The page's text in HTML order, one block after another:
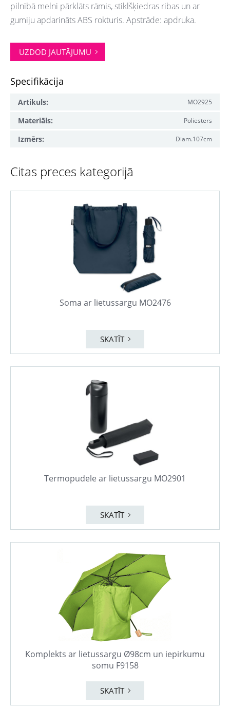
pilnībā melni pārklāts rāmis, stiklšķiedras ribas un ar
gumiju apdarināts ABS rokturis. Apstrāde: apdruka.
UZDOD JAUTĀJUMU
Specifikācija
Artikuls: MO2925
Materiāls: Poliesters
Izmērs: Diam.107cm
Citas preces kategorijā
Soma ar lietussargu MO2476
SKATĪT
Termopudele ar lietussargu MO2901
SKATĪT
Komplekts ar lietussargu Ø98cm un iepirkumu
somu F9158
SKATĪT